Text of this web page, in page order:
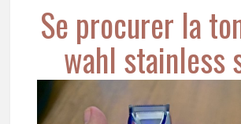
Se procurer la
wahl stainless